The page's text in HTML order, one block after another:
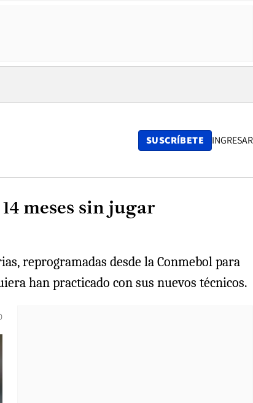
SUSCRÍBETE INGRESAR
meses sin jugar
reprogramadas desde la Conmebol para
han practicado con sus nuevos técnicos.